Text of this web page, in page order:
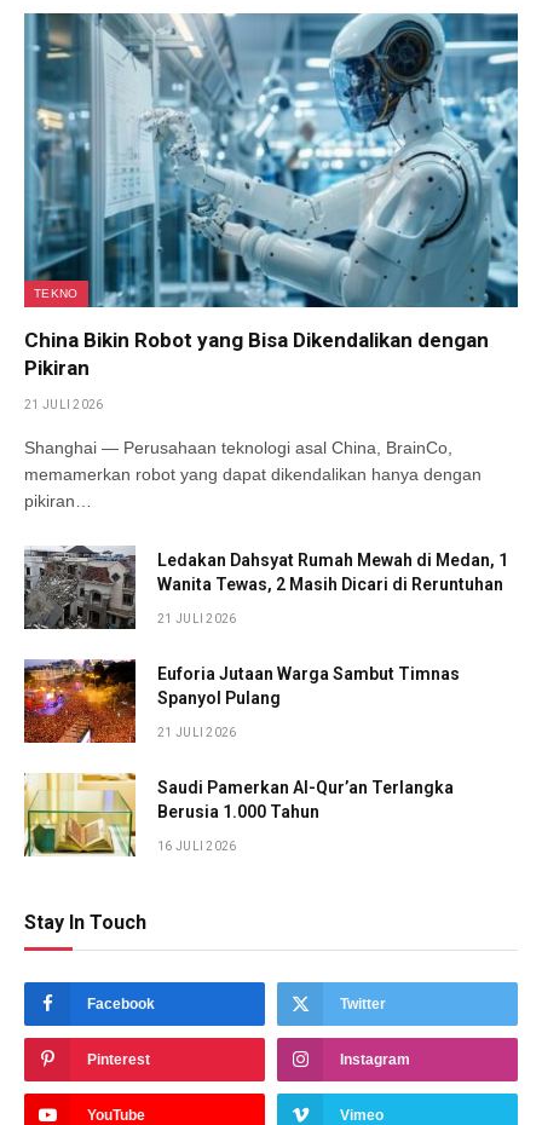
TEKNO
China Bikin Robot yang Bisa Dikendalikan dengan
Pikiran
21 JULI 2026
Shanghai — Perusahaan teknologi asal China, BrainCo,
memamerkan robot yang dapat dikendalikan hanya dengan
pikiran…
Ledakan Dahsyat Rumah Mewah di Medan, 1
Wanita Tewas, 2 Masih Dicari di Reruntuhan
21 JULI 2026
Euforia Jutaan Warga Sambut Timnas
Spanyol Pulang
21 JULI 2026
Saudi Pamerkan Al-Qur’an Terlangka
Berusia 1.000 Tahun
16 JULI 2026
Stay In Touch
Facebook Twitter
Pinterest Instagram
YouTube Vimeo